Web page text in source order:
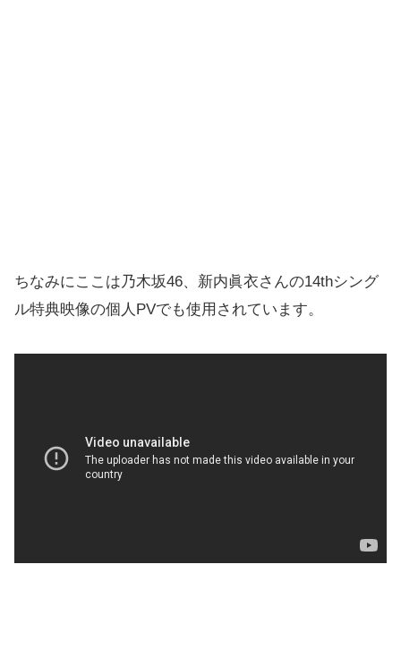
ちなみにここは乃木坂46、新内眞衣さんの14thシング
ル特典映像の個人PVでも使用されています。